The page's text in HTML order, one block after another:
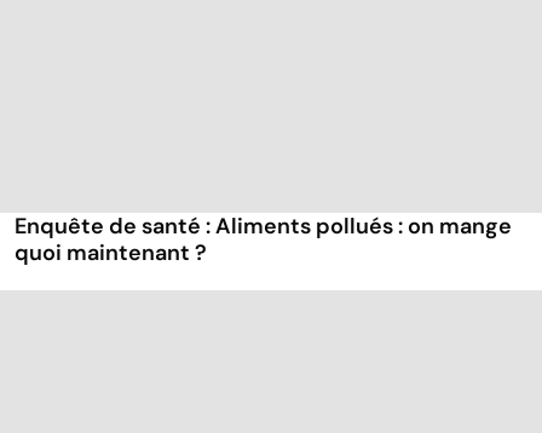
Enquête de santé : Aliments pollués : on mange
quoi maintenant ?